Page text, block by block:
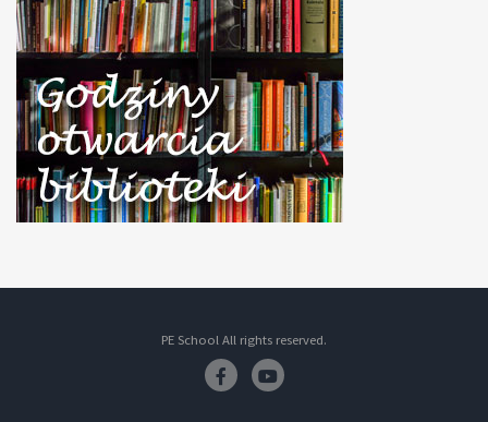
PE School All rights reserved.